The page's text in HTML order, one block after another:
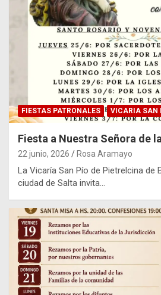
FIESTAS PATRONALES VICARIA SAN
Fiesta a Nuestra Señora de
22 junio, 2026 Rosa Aramayo
La Vicaría San Pío de Pietrelcina de
ciudad de Salta invita…